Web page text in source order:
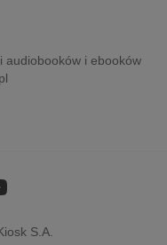
audiobooków i ebooków
S.A.